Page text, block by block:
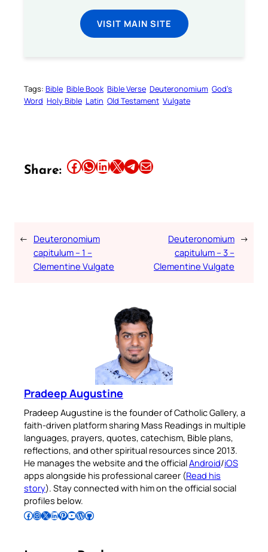
VISIT MAIN SITE
Tags: Bible Bible Book Bible Verse Deuteronomium God’s
Word Holy Bible Latin Old Testament Vulgate
Share: Share this article on Facebook Share this article on WhatsApp Share this article on LinkedIn Share this article on X Share this article on TelegramEmail this Article
← Deuteronomium
capitulum – 1 –
Clementine Vulgate
Deuteronomium
capitulum – 3 –
Clementine Vulgate
→
Pradeep Augustine
Pradeep Augustine is the founder of Catholic Gallery, a
faith-driven platform sharing Mass Readings in multiple
languages, prayers, quotes, catechism, Bible plans,
reflections, and other spiritual resources since 2013.
He manages the website and the officialAndroid/iOS
apps alongside his professional career (Read his
story). Stay connected with him on the official social
profiles below.
Follow Pradeep on Facebook Follow Pradeep on InstagramFollow Pradeep on X Follow Pradeep on LinkedIn Follow Pradeep on Pinterest Subscribe to Pradeep’s Youtube Channel Follow Pradeep on WordPress Follow Pradeep on GitHub